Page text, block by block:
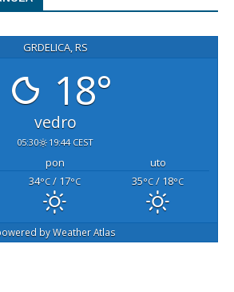
GRDELICA, RS
18°
vedro
05:30 19:44 CEST
pon
uto
34°C / 17°C 35°C / 18°C
byWeather Atlas